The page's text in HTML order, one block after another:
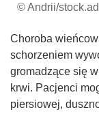
© Andrii/
Choroba
schorzeniem
gromadzące się
krwi. Pacjenci
piersiowej,